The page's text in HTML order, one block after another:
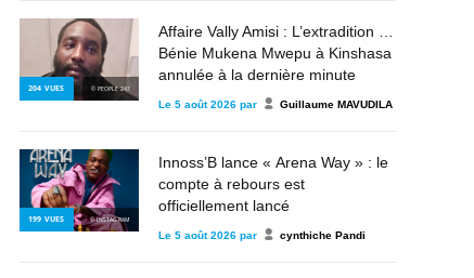
204 VUES © PEOPLE 243
Affaire Vally Amisi : L’extradition de
Bénie Mukena Mwepu à Kinshasa
annulée à la dernière minute
Le 5 août 2026 par Guillaume MAVUDILA
199 VUES © INSTAGRAM
Innoss’B lance « Arena Way » : le
compte à rebours est
officiellement lancé
Le 5 août 2026 par cynthiche Pandi